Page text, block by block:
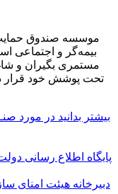
موسسه صندوق
بیمه‌گر و اجتماعی
مستمری بگیران و
تحت پوشش خود قرار
بیشتر بدانید در مورد